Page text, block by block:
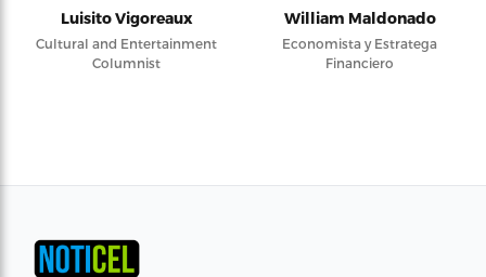
Luisito Vigoreaux
Cultural and Entertainment
Columnist
William Maldonado
Economista y Estratega
Financiero